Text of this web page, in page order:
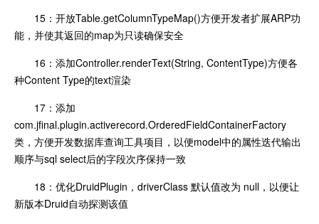
15：开放Table.getColumnTypeMap()方便开发者扩展ARP功
能，并使其返回的map为只读确保安全
16：添加Controller.renderText(String, ContentType)方便各
种Content Type的text渲染
17：添加
com.jfinal.plugin.activerecord.OrderedFieldContainerFactory
类，方便开发数据库查询工具项目，以便model中的属性迭代输出
顺序与sql select后的字段次序保持一致
18：优化DruidPlugin，driverClass 默认值改为 null，以便让
新版本Druid自动探测该值